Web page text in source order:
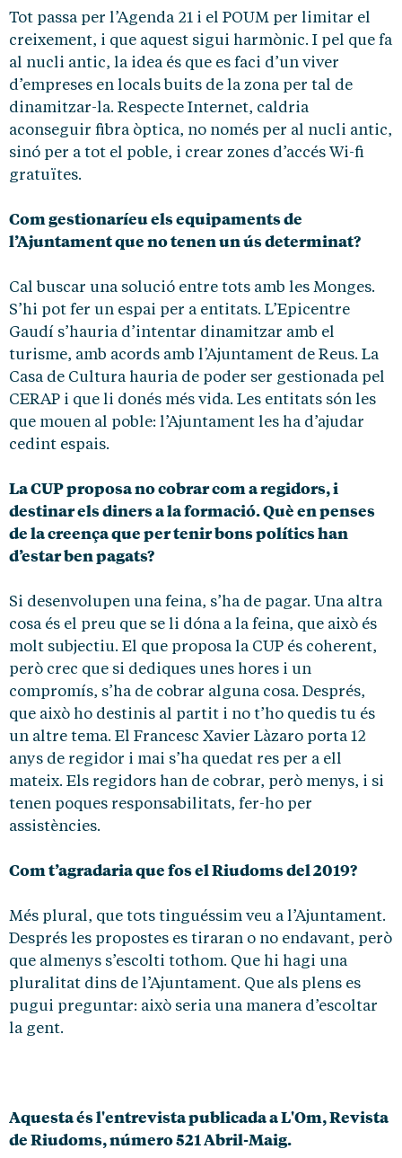
Tot passa per l’Agenda 21 i el POUM per limitar el
creixement, i que aquest sigui harmònic. I pel que fa
al nucli antic, la idea és que es faci d’un viver
d’empreses en locals buits de la zona per tal de
dinamitzar-la. Respecte Internet, caldria
aconseguir fibra òptica, no només per al nucli antic,
sinó per a tot el poble, i crear zones d’accés Wi-fi
gratuïtes.
Com gestionaríeu els equipaments de
l’Ajuntament que no tenen un ús determinat?
Cal buscar una solució entre tots amb les Monges.
S’hi pot fer un espai per a entitats. L’Epicentre
Gaudí s’hauria d’intentar dinamitzar amb el
turisme, amb acords amb l’Ajuntament de Reus. La
Casa de Cultura hauria de poder ser gestionada pel
CERAP i que li donés més vida. Les entitats són les
que mouen al poble: l’Ajuntament les ha d’ajudar
cedint espais.
La CUP proposa no cobrar com a regidors, i
destinar els diners a la formació. Què en penses
de la creença que per tenir bons polítics han
d’estar ben pagats?
Si desenvolupen una feina, s’ha de pagar. Una altra
cosa és el preu que se li dóna a la feina, que això és
molt subjectiu. El que proposa la CUP és coherent,
però crec que si dediques unes hores i un
compromís, s’ha de cobrar alguna cosa. Després,
que això ho destinis al partit i no t’ho quedis tu és
un altre tema. El Francesc Xavier Làzaro porta 12
anys de regidor i mai s’ha quedat res per a ell
mateix. Els regidors han de cobrar, però menys, i si
tenen poques responsabilitats, fer-ho per
assistències.
Com t’agradaria que fos el Riudoms del 2019?
Més plural, que tots tinguéssim veu a l’Ajuntament.
Després les propostes es tiraran o no endavant, però
que almenys s’escolti tothom. Que hi hagi una
pluralitat dins de l’Ajuntament. Que als plens es
pugui preguntar: això seria una manera d’escoltar
la gent.
Aquesta és l'entrevista publicada a L'Om, Revista
de Riudoms, número 521 Abril-Maig.